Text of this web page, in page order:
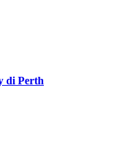
di Perth